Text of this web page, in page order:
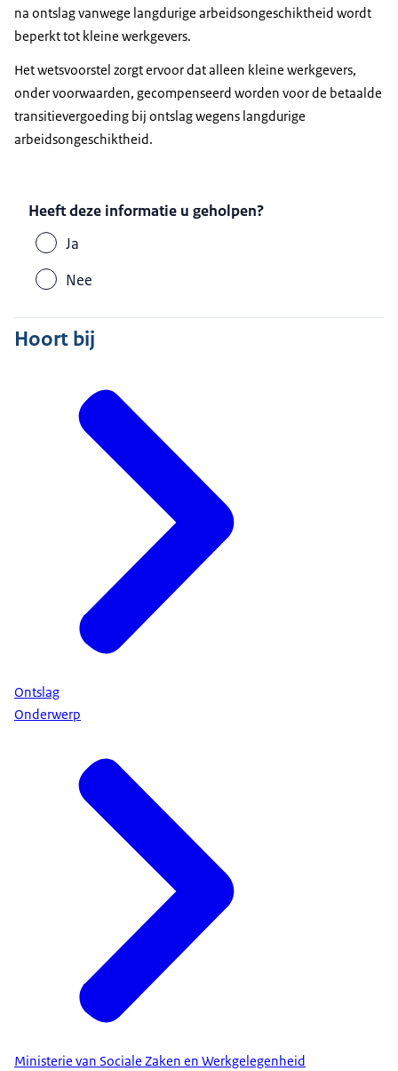
na ontslag vanwege langdurige arbeidsongeschiktheid wordt
beperkt tot kleine werkgevers.
Het wetsvoorstel zorgt ervoor dat alleen kleine werkgevers,
onder voorwaarden, gecompenseerd worden voor de betaalde
transitievergoeding bij ontslag wegens langdurige
arbeidsongeschiktheid.
Heeft deze informatie u geholpen?
Ja
Nee
Hoort bij
Ontslag
Onderwerp
Ministerie van Sociale Zaken en Werkgelegenheid